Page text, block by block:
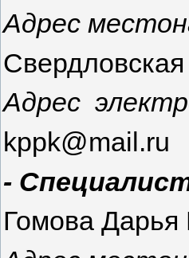
Адрес
Свердловская
Адрес
kppk@mail.ru
-
Гомова Дарья